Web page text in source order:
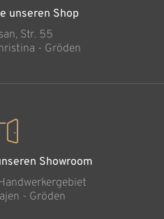
unseren Shop
Str. 55
- Gröden
Showroom
- Gröden